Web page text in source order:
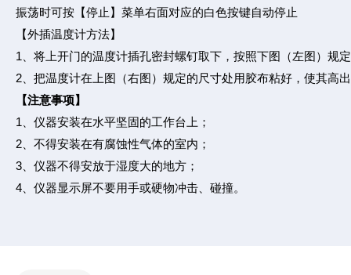
振荡时可按【停止】菜单右面对应的白色按键自动停止
【外插温度计方法】
1、将上开门的温度计插孔密封螺钉取下，按照下图（左图）规
2、把温度计在上图（右图）规定的尺寸处用胶布粘好，使其高
【注意事项】
1、仪器安装在水平坚固的工作台上；
2、不得安装在有腐蚀性气体的室内；
3、仪器不得安放于湿度大的地方；
4、仪器显示屏不要用手或硬物冲击、碰撞。